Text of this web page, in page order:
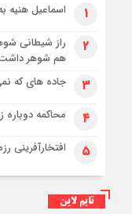
۱ اسماعیل هنیه
۲
راز شیطانی
هم شوهر
۳ جاده های که
۴ محاکمه
۵ افتخارآفرینی
تایم لاین